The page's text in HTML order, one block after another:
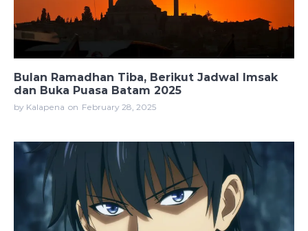
Bulan Ramadhan Tiba, Berikut Jadwal Imsak
dan Buka Puasa Batam 2025
by Kalapena on February 28, 2025